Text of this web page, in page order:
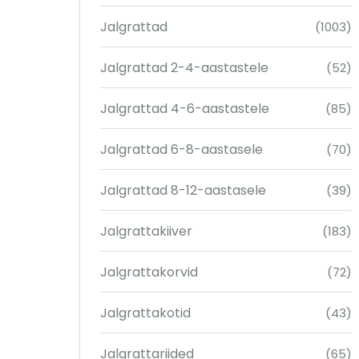
Jalgrattad (1003)
Jalgrattad 2-4-aastastele (52)
Jalgrattad 4-6-aastastele (85)
Jalgrattad 6-8-aastasele (70)
Jalgrattad 8-12-aastasele (39)
Jalgrattakiiver (183)
Jalgrattakorvid (72)
Jalgrattakotid (43)
Jalgrattariided (65)